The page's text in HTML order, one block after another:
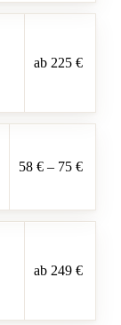
ab 225 €
58 € – 75 €
ab 249 €